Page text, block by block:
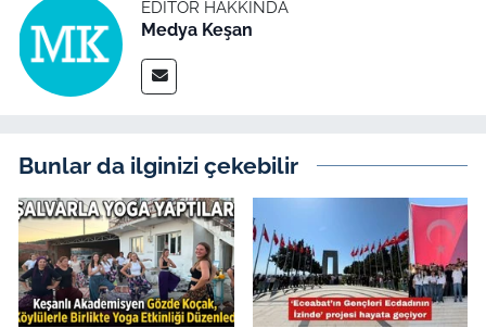
EDITÖR HAKKINDA
Medya Keşan
Bunlar da ilginizi çekebilir
İş Dünyası
Bilim Teknoloji
Canlı Maç
Finans
Genel-A